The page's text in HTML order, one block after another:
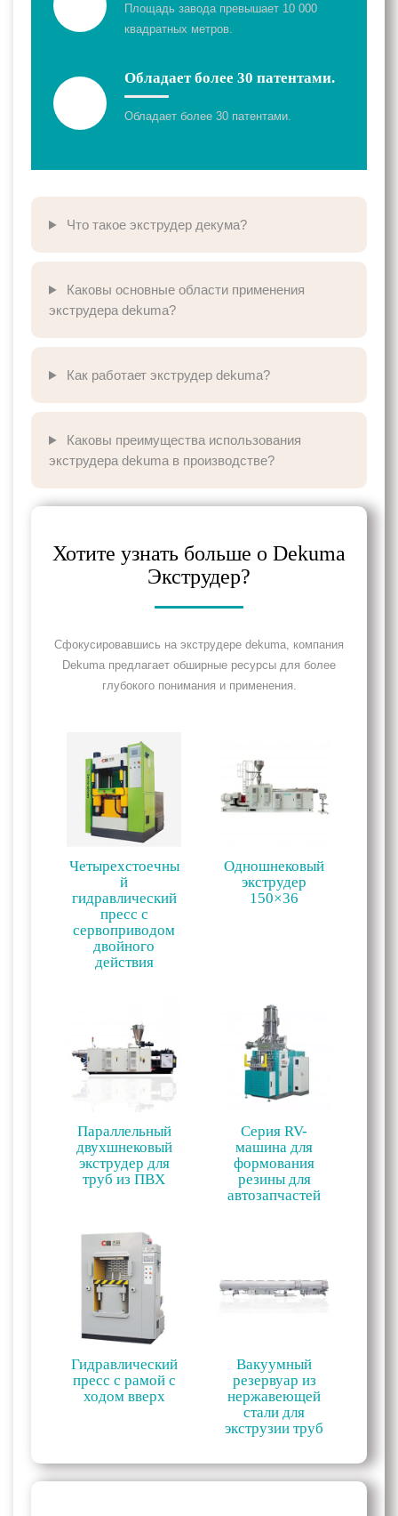
Площадь завода превышает 10 000
квадратных метров.
Обладает более 30 патентами.
Обладает более 30 патентами.
Что такое экструдер декума?
Каковы основные области применения
экструдера dekuma?
Как работает экструдер dekuma?
Каковы преимущества использования
экструдера dekuma в производстве?
Хотите узнать больше о Dekuma
Экструдер?
Сфокусировавшись на экструдере dekuma, компания
Dekuma предлагает обширные ресурсы для более
глубокого понимания и применения.
Четырехстоечны
й
гидравлический
пресс с
сервоприводом
двойного
действия
Одношнековый
экструдер
150×36
Параллельный
двухшнековый
экструдер для
труб из ПВХ
Серия RV-
машина для
формования
резины для
автозапчастей
Гидравлический
пресс с рамой с
ходом вверх
Вакуумный
резервуар из
нержавеющей
стали для
экструзии труб